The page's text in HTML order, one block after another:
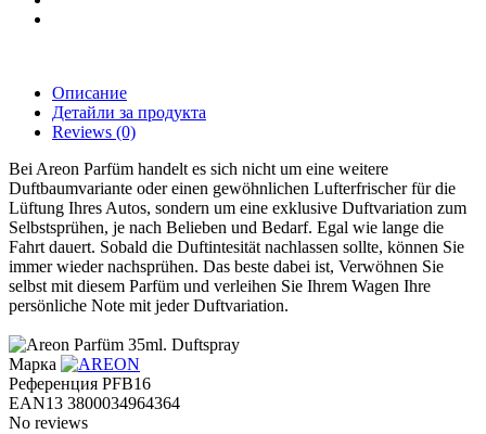
Описание
Детайли за продукта
Reviews (0)
Bei Areon Parfüm handelt es sich nicht um eine weitere
Duftbaumvariante oder einen gewöhnlichen Lufterfrischer für die
Lüftung Ihres Autos, sondern um eine exklusive Duftvariation zum
Selbstsprühen, je nach Belieben und Bedarf. Egal wie lange die
Fahrt dauert. Sobald die Duftintesität nachlassen sollte, können Sie
immer wieder nachsprühen. Das beste dabei ist, Verwöhnen Sie
selbst mit diesem Parfüm und verleihen Sie Ihrem Wagen Ihre
persönliche Note mit jeder Duftvariation.
Марка
Референция PFB16
EAN13 3800034964364
No reviews